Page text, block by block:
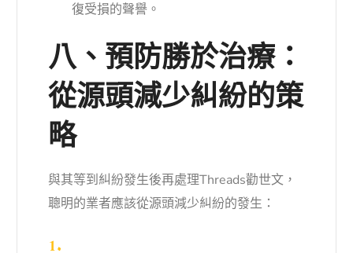
復受損的聲譽。
八、預防勝於治療：
從源頭減少糾紛的策
略
與其等到糾紛發生後再處理Threads勸世文，
聰明的業者應該從源頭減少糾紛的發生：